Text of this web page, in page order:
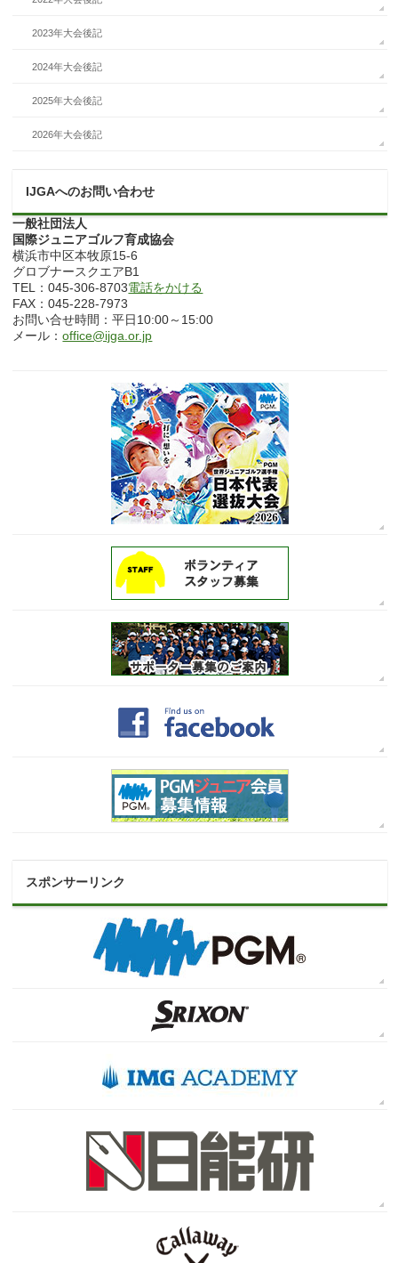
2023年大会後記
2024年大会後記
2025年大会後記
2026年大会後記
IJGAへのお問い合わせ
一般社団法人
国際ジュニアゴルフ育成協会
横浜市中区本牧原15-6
グロブナースクエアB1
TEL：045-306-8703電話をかける
FAX：045-228-7973
お問い合せ時間：平日10:00～15:00
メール：office@ijga.or.jp
スポンサーリンク